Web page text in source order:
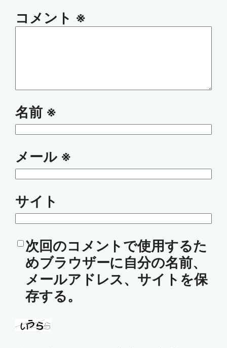
コメント ※
名前 ※
メール ※
サイト
次回のコメントで使用するた
めブラウザーに自分の名前、
メールアドレス、サイトを保
存する。